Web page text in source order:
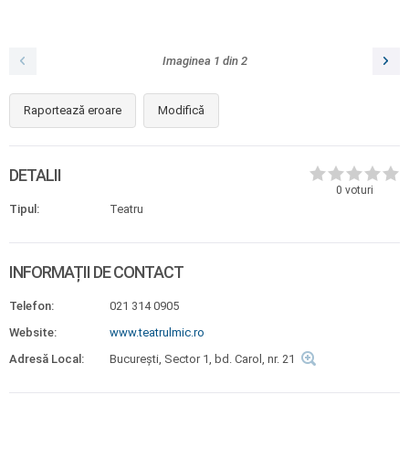
Imaginea 1 din 2
Raportează eroare Modifică
0 voturi
DETALII
Tipul: Teatru
INFORMAȚII DE CONTACT
Telefon:
021 314 0905
Website:
www.teatrulmic.ro
Adresă Local:
Bucureşti, Sector 1, bd. Carol, nr. 21